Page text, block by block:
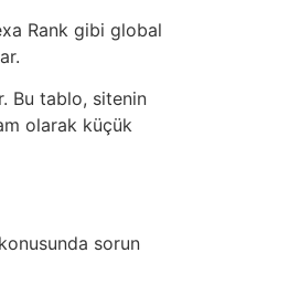
Rank gibi global
Bu tablo, sitenin
olarak küçük
sorun